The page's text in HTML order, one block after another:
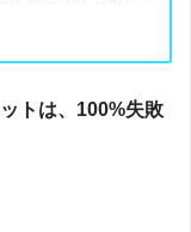
トは、100%失敗